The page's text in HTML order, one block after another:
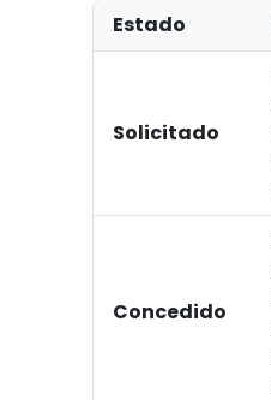
Estado
Solicitado
Concedido